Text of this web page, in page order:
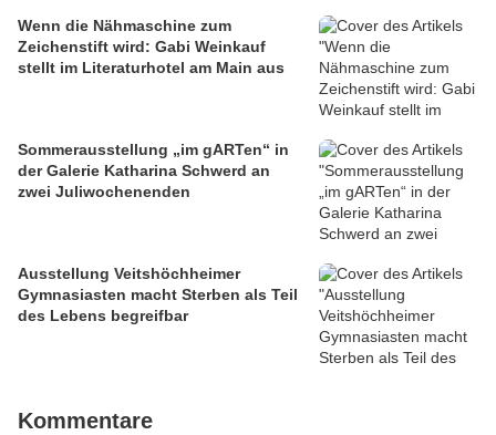
Wenn die Nähmaschine zum
Zeichenstift wird: Gabi Weinkauf
stellt im Literaturhotel am Main aus
Sommerausstellung „im gARTen“ in
der Galerie Katharina Schwerd an
zwei Juliwochenenden
Ausstellung Veitshöchheimer
Gymnasiasten macht Sterben als Teil
des Lebens begreifbar
Kommentare